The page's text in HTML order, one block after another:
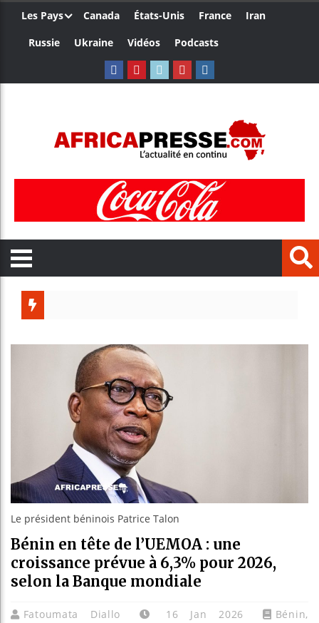
Les Pays Canada États-Unis France
Iran
Russie
Ukraine Vidéos Podcasts
Le président béninois Patrice Talon
Bénin en tête de l’UEMOA : une
croissance prévue à 6,3% pour 2026,
selon la Banque mondiale
Fatoumata Diallo 16 Jan 2026 Bénin,